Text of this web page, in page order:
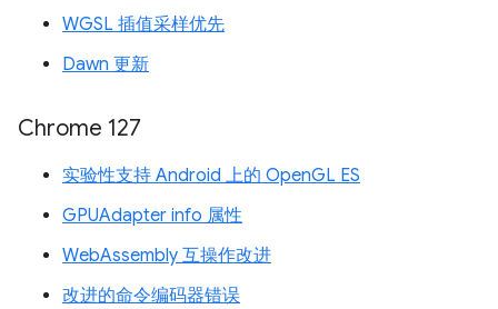
WGSL 插值采样优先
Dawn 更新
Chrome 127
实验性支持 Android 上的 OpenGL ES
GPUAdapter info 属性
WebAssembly 互操作改进
改进的命令编码器错误